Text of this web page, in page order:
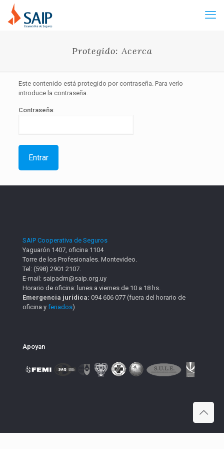
Protegido: Acerca
Este contenido está protegido por contraseña. Para verlo
introduce la contraseña.
Contraseña:
SAIP Cooperativa de Seguros
Yaguarón 1407, oficina 1104
Torre de los Profesionales. Montevideo.
Tel: (598) 2901 2107.
E-mail: saipadm@saip.org.uy
Horario de oficina: lunes a viernes de 10 a 18 hs.
Emergencia jurídica: 094 606 077 (fuera del horario de
oficina y feriados)
Apoyan